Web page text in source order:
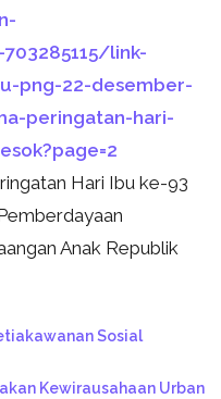
link-
png-22-desember-
peringatan-hari-
Hari Ibu ke-93
Anak Republik
Sosial
Kewirausahaan Urban